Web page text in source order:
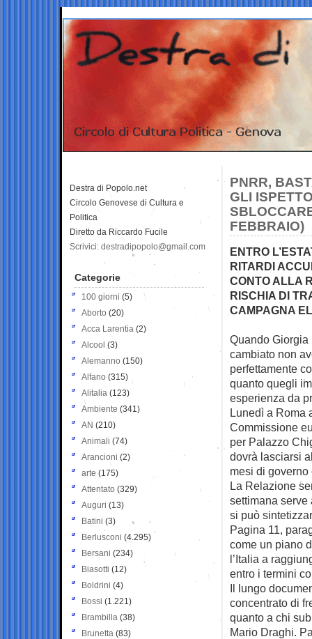
PNRR,
GLI
FEBBRAIO)
ENTRO
RITARDI
CONTO ALLA
RISCHIA DI
CAMPAGNA
Quando
cambiato non
perfettamente
quanto quegli
esperienza da
Lunedì a Roma
Commissione
per Palazzo
dovrà lasciarsi
mesi di
La Relazione
settimana serve
si può
Pagina 11,
come un piano
l’Italia a
entro i termini
Il lungo
concentrato di
quanto a chi
Mario Draghi.
Destra di Popolo.net
Circolo Genovese di Cultura e
Politica
Diretto da Riccardo Fucile
Scrivici: destradipopolo@gmail.com
Categorie
100 giorni (5)
Aborto (20)
Acca Larentia (2)
Alcool (3)
Alemanno (150)
Alfano (315)
Alitalia (123)
Ambiente (341)
AN (210)
Animali (74)
Arancioni (2)
arte (175)
Attentato (329)
Auguri (13)
Batini (3)
Berlusconi (4.295)
Bersani (234)
Biasotti (12)
Boldrini (4)
Bossi (1.221)
Brambilla (38)
Brunetta (83)